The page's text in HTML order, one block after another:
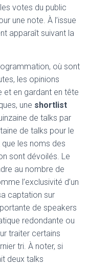
votes du public
une note. À l’issue
apparaît suivant la
où sont
les opinions
et en gardant en tête
une shortlist
de talks par
de talks pour le
que les noms des
sont dévoilés. Le
au nombre de
l’exclusivité d’un
captation sur
de speakers
redondante ou
traiter certains
tri. À noter, si
deux talks